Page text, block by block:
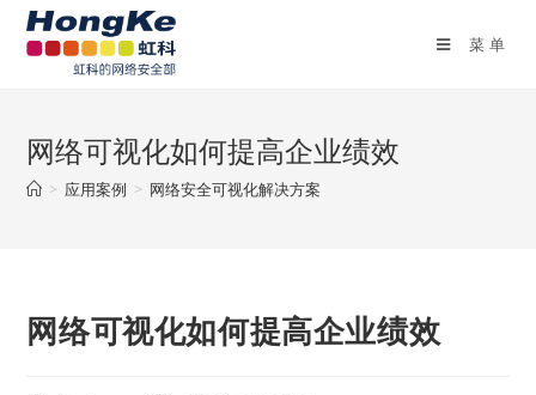
菜单
网络可视化如何提高企业绩效
> 应用案例 > 网络安全可视化解决方案
网络可视化如何提高企业绩效